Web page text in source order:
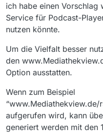
ich habe einen Vorschlag
Service für Podcast-
nutzen könnte.
Um die Vielfalt besser
den
Option ausstatten.
Wenn zum Beispiel
“www.Mediathekview.de/
aufgerufen wird, kann
generiert werden mit den